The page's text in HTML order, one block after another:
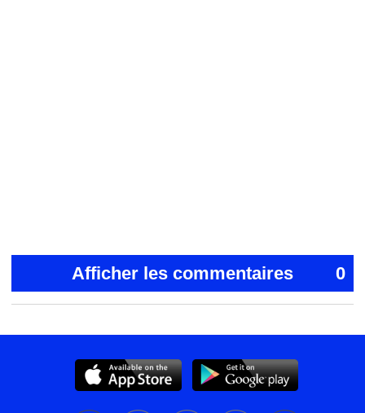
Afficher les commentaires 0